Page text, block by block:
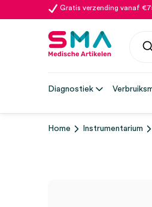
Gratis verzending vanaf
Diagnostiek
Home Instrumentarium